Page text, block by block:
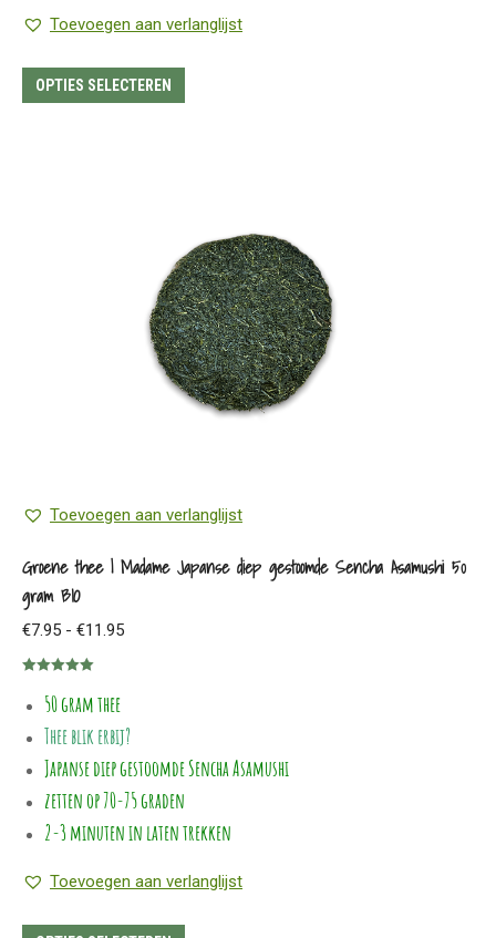
Toevoegen aan verlanglijst
OPTIES SELECTEREN
optie
kan
gekozen
worden
op
de
Toevoegen aan verlanglijst
Groene thee | Madame Japanse diep gestoomde Sencha Asamushi 50
gram BIO
€7.95 - €11.95Prijsklasse:
uit 5
50 gram thee
Thee blik erbij?
Japanse diep gestoomde Sencha Asamushi
zetten op 70-75 graden
2-3 minuten in laten trekken
Toevoegen aan verlanglijst